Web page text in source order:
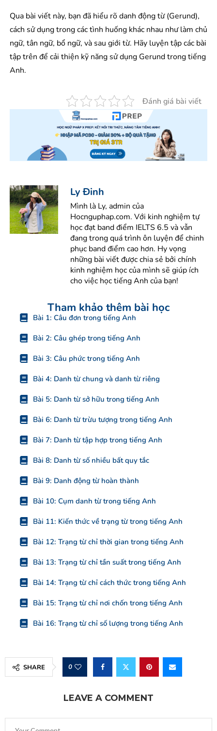
Qua bài viết này, bạn đã hiểu rõ danh động từ (Gerund),
cách sử dụng trong các tình huống khác nhau như làm chủ
ngữ, tân ngữ, bổ ngữ, và sau giới từ. Hãy luyện tập các bài
tập trên để cải thiện kỹ năng sử dụng Gerund trong tiếng
Anh.
Đánh giá bài viết
Ly Đinh
Mình là Ly, admin của
Hocnguphap.com. Với kinh nghiệm tự
học đạt band điểm IELTS 6.5 và vẫn
đang trong quá trình ôn luyện để chinh
phục band điểm cao hơn. Hy vọng
những bài viết được chia sẻ bởi chính
kinh nghiệm học của mình sẽ giúp ích
cho việc học tiếng Anh của bạn!
Tham khảo thêm bài học
Bài 1: Câu đơn trong tiếng Anh
Bài 2: Câu ghép trong tiếng Anh
Bài 3: Câu phức trong tiếng Anh
Bài 4: Danh từ chung và danh từ riêng
Bài 5: Danh từ sở hữu trong tiếng Anh
Bài 6: Danh từ trừu tượng trong tiếng Anh
Bài 7: Danh từ tập hợp trong tiếng Anh
Bài 8: Danh từ số nhiều bất quy tắc
Bài 9: Danh động từ hoàn thành
Bài 10: Cụm danh từ trong tiếng Anh
Bài 11: Kiến thức về trạng từ trong tiếng Anh
Bài 12: Trạng từ chỉ thời gian trong tiếng Anh
Bài 13: Trạng từ chỉ tần suất trong tiếng Anh
Bài 14: Trạng từ chỉ cách thức trong tiếng Anh
Bài 15: Trạng từ chỉ nơi chốn trong tiếng Anh
Bài 16: Trạng từ chỉ số lượng trong tiếng Anh
SHARE 0
LEAVE A COMMENT